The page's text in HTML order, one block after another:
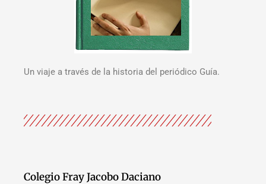
Un viaje a través de la historia del periódico Guía.
Colegio Fray Jacobo Daciano